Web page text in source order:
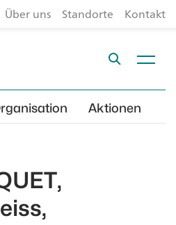
Über uns Standorte Kontakt
Aktionen